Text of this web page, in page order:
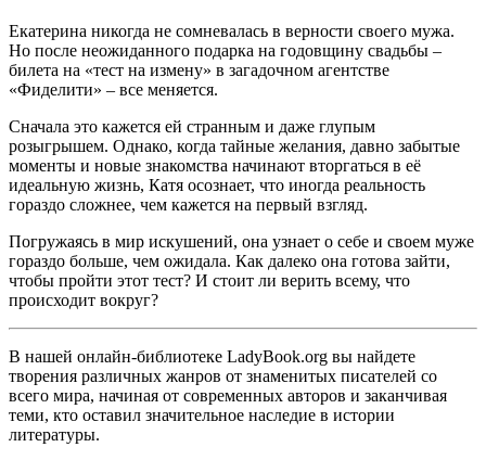
Екатерина никогда не сомневалась в верности своего мужа.
Но после неожиданного подарка на годовщину свадьбы –
билета на «тест на измену» в загадочном агентстве
«Фиделити» – все меняется.
Сначала это кажется ей странным и даже глупым
розыгрышем. Однако, когда тайные желания, давно забытые
моменты и новые знакомства начинают вторгаться в её
идеальную жизнь, Катя осознает, что иногда реальность
гораздо сложнее, чем кажется на первый взгляд.
Погружаясь в мир искушений, она узнает о себе и своем муже
гораздо больше, чем ожидала. Как далеко она готова зайти,
чтобы пройти этот тест? И стоит ли верить всему, что
происходит вокруг?
В нашей онлайн-библиотеке LadyBook.org вы найдете
творения различных жанров от знаменитых писателей со
всего мира, начиная от современных авторов и заканчивая
теми, кто оставил значительное наследие в истории
литературы.